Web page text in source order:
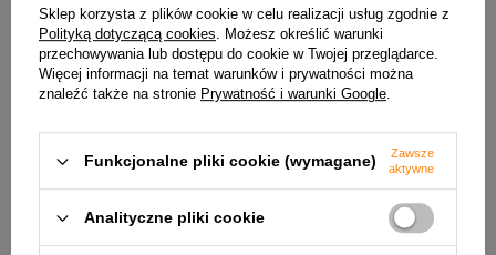
vidaXL Lustro łazienkowe,
55x1x60 cm, szkło i lite
drewno mango
vidaXL 5-cz. zestaw mebli
ogrodowych z poduszkami,
rattan PE, szary
Sklep korzysta z plików cookie w celu realizacji usług zgodnie z
Polityką dotyczącą cookies. Możesz określić warunki
przechowywania lub dostępu do cookie w Twojej przeglądarce.
Więcej informacji na temat warunków i prywatności można
znaleźć także na stronie Prywatność i warunki Google.
Funkcjonalne pliki cookie (wymagane)
Zawsze
aktywne
Analityczne pliki cookie